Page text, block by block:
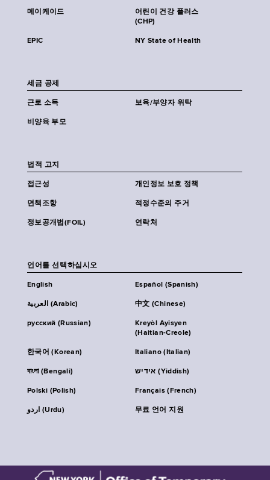
메이케이드
어린이 건강 플러스
(CHP)
EPIC NY State of Health
세금 공제
근로 소득 보육/부양자 위탁
비양육 부모
법적 고지
접근성 개인정보 보호 정책
면책조항 적정수준의 주거
정보공개법(FOIL) 연락처
언어를 선택하십시오
English Español (Spanish)
العربية (Arabic) 中文 (Chinese)
русский (Russian)
Kreyòl Ayisyen
(Haitian-Creole)
한국어 (Korean) Italiano (Italian)
বাংলা (Bengali) אידיש (Yiddish)
Polski (Polish) Français (French)
اردو (Urdu) 무료 언어 지원